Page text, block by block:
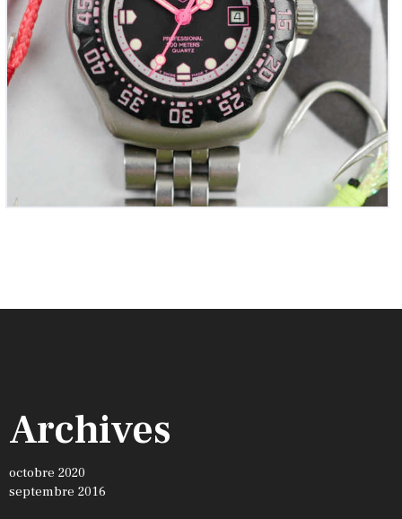
Archives
octobre 2020
septembre 2016